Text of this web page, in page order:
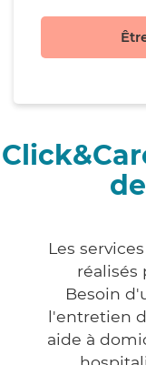
Les
réalisés
Besoin
l'entretien
aide à